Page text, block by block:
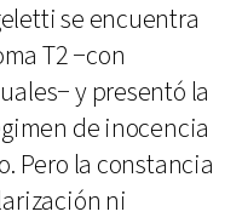
se encuentra
T2 −con
y presentó la
de inocencia
Pero la constancia
ni